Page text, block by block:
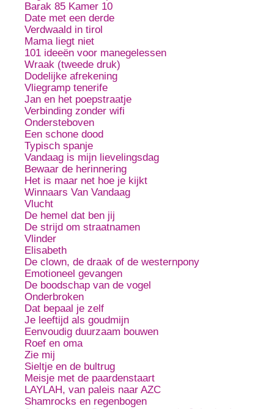
Barak 85 Kamer 10
Date met een derde
Verdwaald in tirol
Mama liegt niet
101 ideeën voor manegelessen
Wraak (tweede druk)
Dodelijke afrekening
Vliegramp tenerife
Jan en het poepstraatje
Verbinding zonder wifi
Ondersteboven
Een schone dood
Typisch spanje
Vandaag is mijn lievelingsdag
Bewaar de herinnering
Het is maar net hoe je kijkt
Winnaars Van Vandaag
Vlucht
De hemel dat ben jij
De strijd om straatnamen
Vlinder
Elisabeth
De clown, de draak of de westernpony
Emotioneel gevangen
De boodschap van de vogel
Onderbroken
Dat bepaal je zelf
Je leeftijd als goudmijn
Eenvoudig duurzaam bouwen
Roef en oma
Zie mij
Sieltje en de bultrug
Meisje met de paardenstaart
LAYLAH, van paleis naar AZC
Shamrocks en regenbogen